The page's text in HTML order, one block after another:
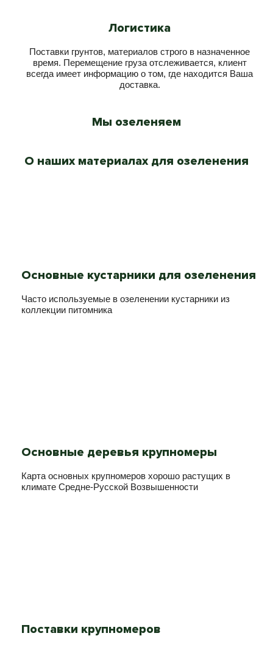
Логистика
Поставки грунтов, материалов строго в назначенное
время. Перемещение груза отслеживается, клиент
всегда имеет информацию о том, где находится Ваша
доставка.
Мы озеленяем
Новые Жилые Комплексы
Московский центр
Серебряный бор
КП Миллениум
Комплекс Лужники
Парк Горького
Парк Сокольники
Екатерининский парк
Аэропорт Шереметьево
Поклонная гора
Павшинская пойма
ВДНХ
О наших материалах для озеленения
Основные кустарники для озеленения
Часто используемые в озеленении кустарники из
коллекции питомника
Основные деревья крупномеры
Карта основных крупномеров хорошо растущих в
климате Средне-Русской Возвышенности
Поставки крупномеров